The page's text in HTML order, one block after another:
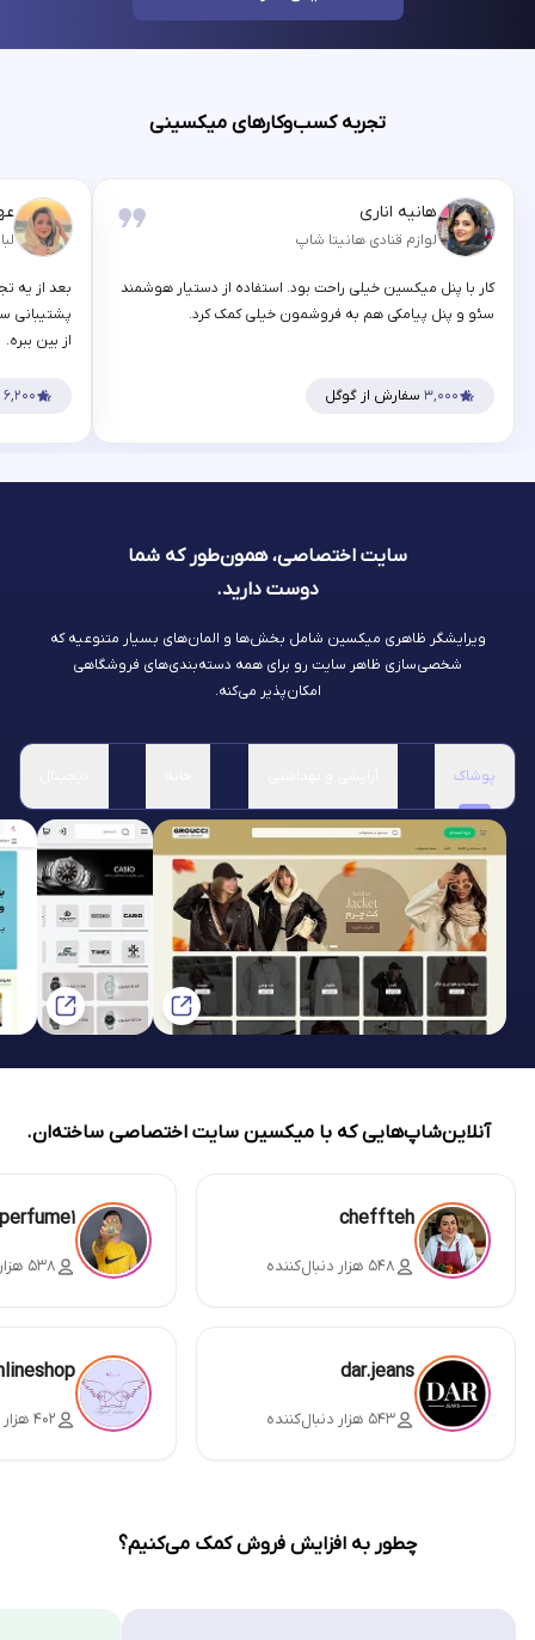
تجربه کسب‌وکارهای میکسینی
هانیه اناری
لوازم قنادی هانیتا شاپ
کار با پنل میکسین خیلی راحت بود. استفاده از دستیار هوشمند
سئو و پنل پیامکی هم به فروشمون خیلی کمک کرد.
۳,۰۰۰ سفارش از گوگل
بعد از یه
پشتیبانی
از بین ببره.
۶,۲۰۰
سایت اختصاصی، همون‌طور که شما
دوست دارید.
ویرایشگر ظاهری میکسین شامل بخش‌ها و المان‌های بسیار متنوعیه که
شخصی‌سازی ظاهر سایت رو برای همه دسته‌بندی‌های فروشگاهی
امکان‌پذیر می‌کنه.
پوشاک
آنلاین‌شاپ‌هایی که با میکسین سایت اختصاصی ساخته‌ان.
cheffteh
۵۴۸ هزار دنبال‌کننده ۵۳۸ هزار دنبال‌کننده
dar.jeans
۵۴۳ هزار دنبال‌کننده ۴۰۲ هزار دنبال‌کننده
چطور به افزایش فروش کمک می‌کنیم؟